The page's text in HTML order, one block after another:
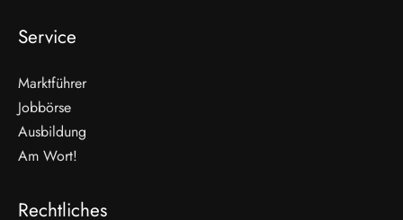
Service
Marktführer
Jobbörse
Ausbildung
Am Wort!
Rechtliches